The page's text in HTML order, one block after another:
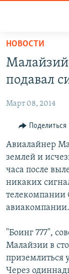
Перейти
основному
содержанию
навигации
Перейти
поиску
ОБЩЕСТВО
ЭКОНОМИКА
РЕГИОН
НАГОРНЫЙ
КУЛЬТУРА
СПОРТ
Հայերեն
English
НОВОСТИ
подавал
Март 08, 2014
Поделиться
Авиалайнер
землей и
часа после
никаких
телекомпании
авиакомпании.
"Боинг 777",
Малайзии в
приземлиться
Через